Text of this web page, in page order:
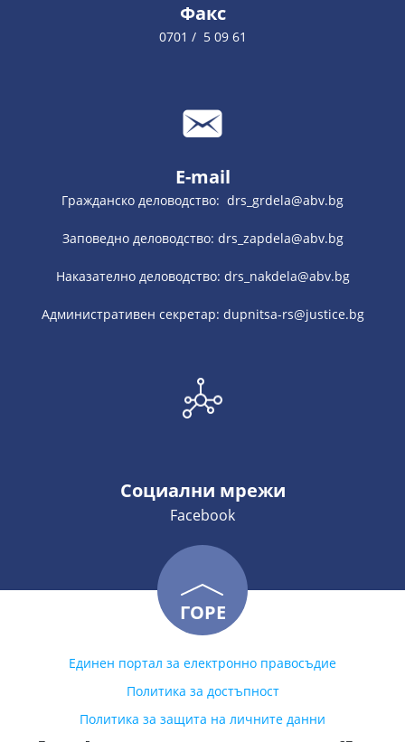
Факс
0701 / 5 09 61
E-mail
Гражданско деловодство: drs_grdela@abv.bg
Заповедно деловодство: drs_zapdela@abv.bg
Наказателно деловодство: drs_nakdela@abv.bg
Административен секретар: dupnitsa-rs@justice.bg
Социални мрежи
Facebook
ГОРЕ
Единен портал за електронно правосъдие
Политика за достъпност
Политика за защита на личните данни